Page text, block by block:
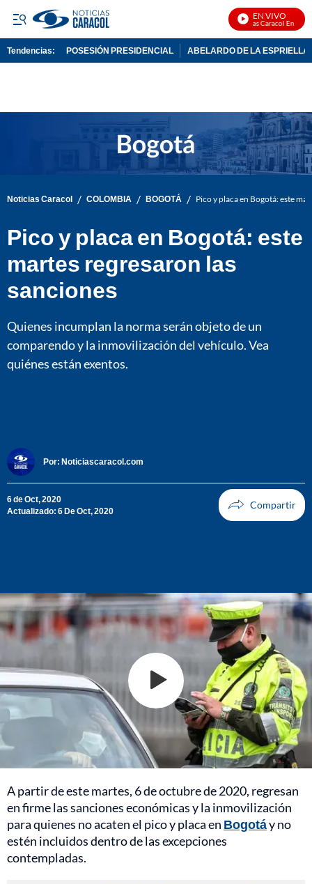
EN VIVO
Noticias Caracol En Vivo
Tendencias: POSESIÓN PRESIDENCIAL ABELARDO DE LA ESPRIELLA
Noticias Caracol / COLOMBIA / BOGOTÁ / Pico y placa en Bogotá: este
Pico y placa en Bogotá: este
martes regresaron las
sanciones
Quienes incumplan la norma serán objeto de un
comparendo y la inmovilización del vehículo. Vea
quiénes están exentos.
Por: Noticiascaracol.com
6 de Oct, 2020
Actualizado: 6 De Oct, 2020
A partir de este martes, 6 de octubre de 2020, regresan
en firme las sanciones económicas y la inmovilización
para quienes no acaten el pico y placa en Bogotáy no
estén incluidos dentro de las excepciones
contempladas.